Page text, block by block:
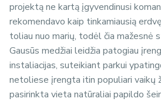
projektą ne kartą įgyvendinusi
rekomendavo kaip tinkamiausią
toliau nuo marių, todėl čia mažesnė
Gausūs medžiai leidžia patogiau
instaliacijas, suteikiant parkui
netoliese įrengta itin populiari vaikų
pasirinkta vieta natūraliai papildo